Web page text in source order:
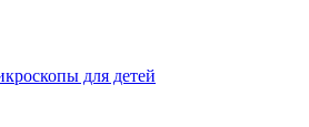
для детей